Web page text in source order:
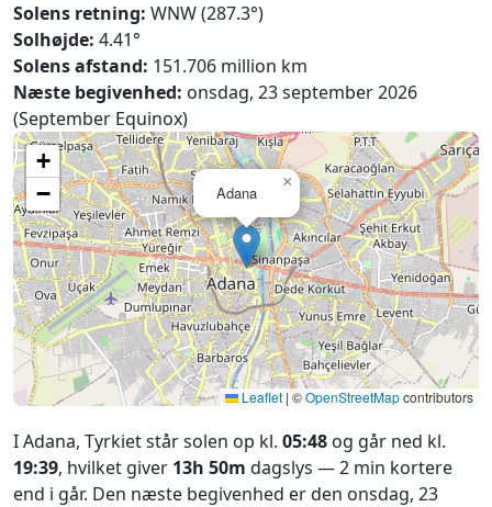
Solens retning: WNW (287.3°)
Solhøjde: 4.41°
Solens afstand: 151.706 million km
Næste begivenhed: onsdag, 23 september 2026
(September Equinox)
Adana
×
+
−
Leaflet | ©OpenStreetMapcontributors
I Adana, Tyrkiet står solen op kl. 05:48 og går ned kl.
19:39, hvilket giver 13h 50m dagslys — 2 min kortere
end i går. Den næste begivenhed er den onsdag, 23